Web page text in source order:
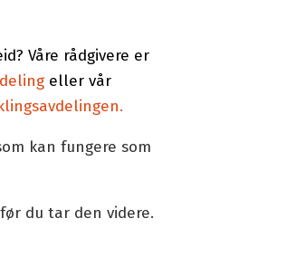
Våre rådgivere er
eller vår
kan fungere som
du tar den videre.